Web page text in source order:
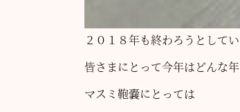
２０１８年も終わろうとしてい
皆さまにとって今年はどんな年
マスミ鞄嚢にとっては